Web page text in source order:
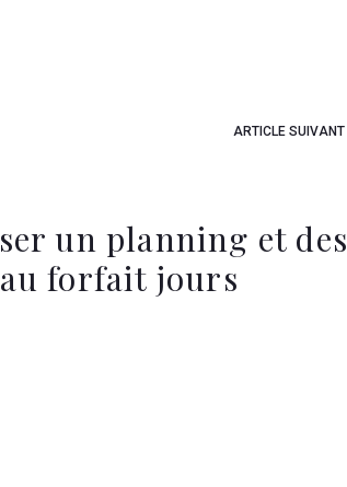
ARTICLE SUIVANT
un planning et des
forfait jours